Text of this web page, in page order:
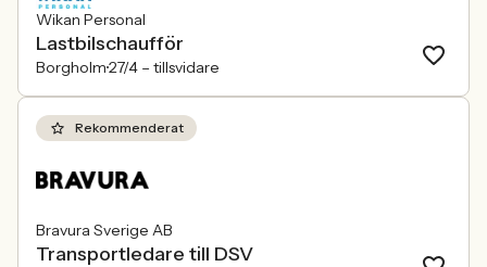
Wikan Personal
Lastbilschaufför
Borgholm27/4 – tillsvidare
Rekommenderat
Bravura Sverige AB
Transportledare till DSV